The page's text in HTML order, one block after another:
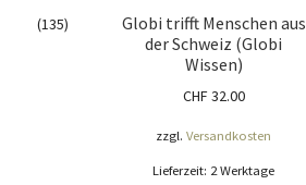
Globi trifft Menschen aus
der Schweiz (Globi
Wissen)
CHF32.00
zzgl.Versandkosten
Lieferzeit: 2 Werktage
(135)